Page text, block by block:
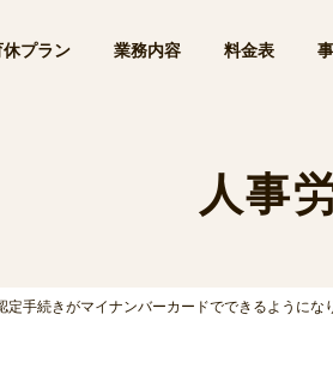
プラン 業務内容 料金表
人事
定手続きがマイナンバーカードでできるようにな